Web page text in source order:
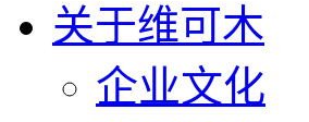
关于维可木
企业文化